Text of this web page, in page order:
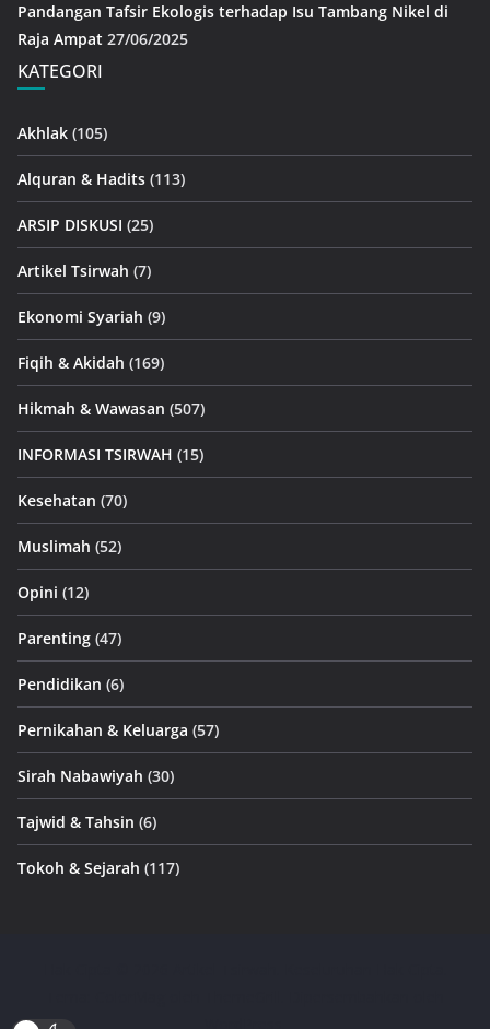
Pandangan Tafsir Ekologis terhadap Isu Tambang Nikel di
Raja Ampat 27/06/2025
KATEGORI
Akhlak (105)
Alquran & Hadits (113)
ARSIP DISKUSI (25)
Artikel Tsirwah (7)
Ekonomi Syariah (9)
Fiqih & Akidah (169)
Hikmah & Wawasan (507)
INFORMASI TSIRWAH (15)
Kesehatan (70)
Muslimah (52)
Opini (12)
Parenting (47)
Pendidikan (6)
Pernikahan & Keluarga (57)
Sirah Nabawiyah (30)
Tajwid & Tahsin (6)
Tokoh & Sejarah (117)